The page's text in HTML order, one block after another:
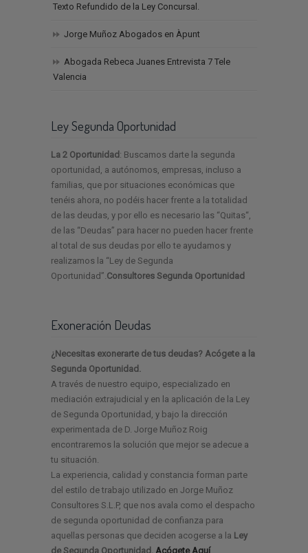
Texto Refundido de la Ley Concursal.
Jorge Muñoz Abogados en Àpunt
Abogada Rebeca Juanes Entrevista 7 Tele
Valencia
Ley Segunda Oportunidad
La 2 Oportunidad : Buscamos darte la segunda
oportunidad, a autónomos, empresas, incluso a
familias, que por situaciones económicas que
tenéis ahora, no podéis hacer frente a la totalidad
de las deudas, y por ello es necesario las “Quitas“,
de las “Deudas” para hacer no pueden hacer frente
al total de sus deudas por ello te ayudamos y
realizamos la “Ley de Segunda
Oportunidad”. Consultores Segunda Oportunidad
Exoneración Deudas
¿Necesitas exonerarte de tus deudas? Acógete a la
Segunda Oportunidad.
A través de nuestro equipo, especializado en
mediación extrajudicial y en la aplicación de la Ley
de Segunda Oportunidad, y bajo la dirección
experimentada de D. Jorge Muñoz Roig
encontraremos la solución que mejor se adecue a
tu situación.
La experiencia, calidad y constancia forman parte
del estilo de trabajo utilizado en Jorge Muñoz
Consultores S.L.P, que nos avala como el despacho
de segunda oportunidad de confianza para
aquellas personas que deciden acogerse a la Ley
de Segunda Oportunidad. Acógete Aquí